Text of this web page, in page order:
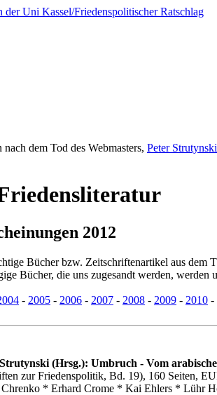
dem Tod des Webmasters, Peter Strutynski
2012
Bücher bzw. Zeitschriftenartikel aus dem
Bücher, die uns zugesandt werden, werden
- 2005 - 2006 - 2007 - 2008 - 2009 - 2010 -
(Hrsg.): Umbruch - Vom
zur Friedenspolitik, Bd. 19), 160 Seiten,
* Erhard Crome * Kai Ehlers * Lühr